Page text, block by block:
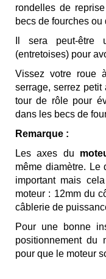
rondelles de
becs de fourches ou
Il sera peut-être
(entretoises) pour
Vissez votre roue
serrage, serrez
tour de rôle pour
dans les becs de
Remarque :
Les axes du
même diamètre. Le
important mais
moteur : 12mm du
câblerie de
Pour une bonne
positionnement
pour que le moteur